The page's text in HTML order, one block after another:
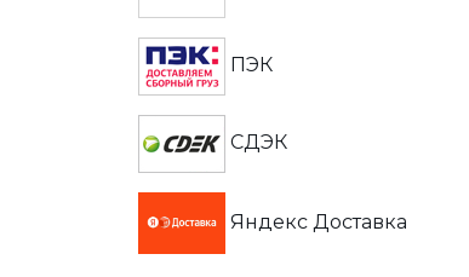
ПЭК
СДЭК
Яндекс Доставка